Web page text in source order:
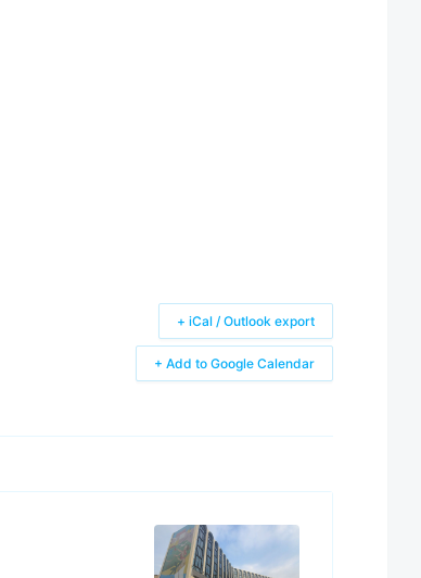
+ Add to Google Calendar
+ iCal / Outlook export